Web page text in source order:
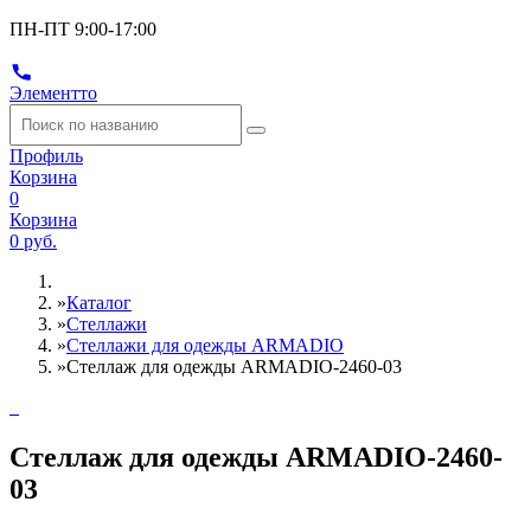
ПН-ПТ 9:00-17:00
Элементто
Профиль
Корзина
0
Корзина
0 руб.
»Каталог
»Стеллажи
»Cтеллажи для одежды ARMADIO
»Стеллаж для одежды ARMADIO-2460-03
Стеллаж для одежды ARMADIO-2460-
03